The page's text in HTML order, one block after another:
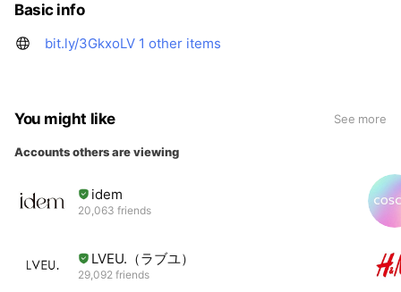
Basic info
bit.ly/3GkxoLV 1 other items
You might like See more
Accounts others are viewing
idem
20,063 friends
LVEU.（ラブユ）
29,092 friends